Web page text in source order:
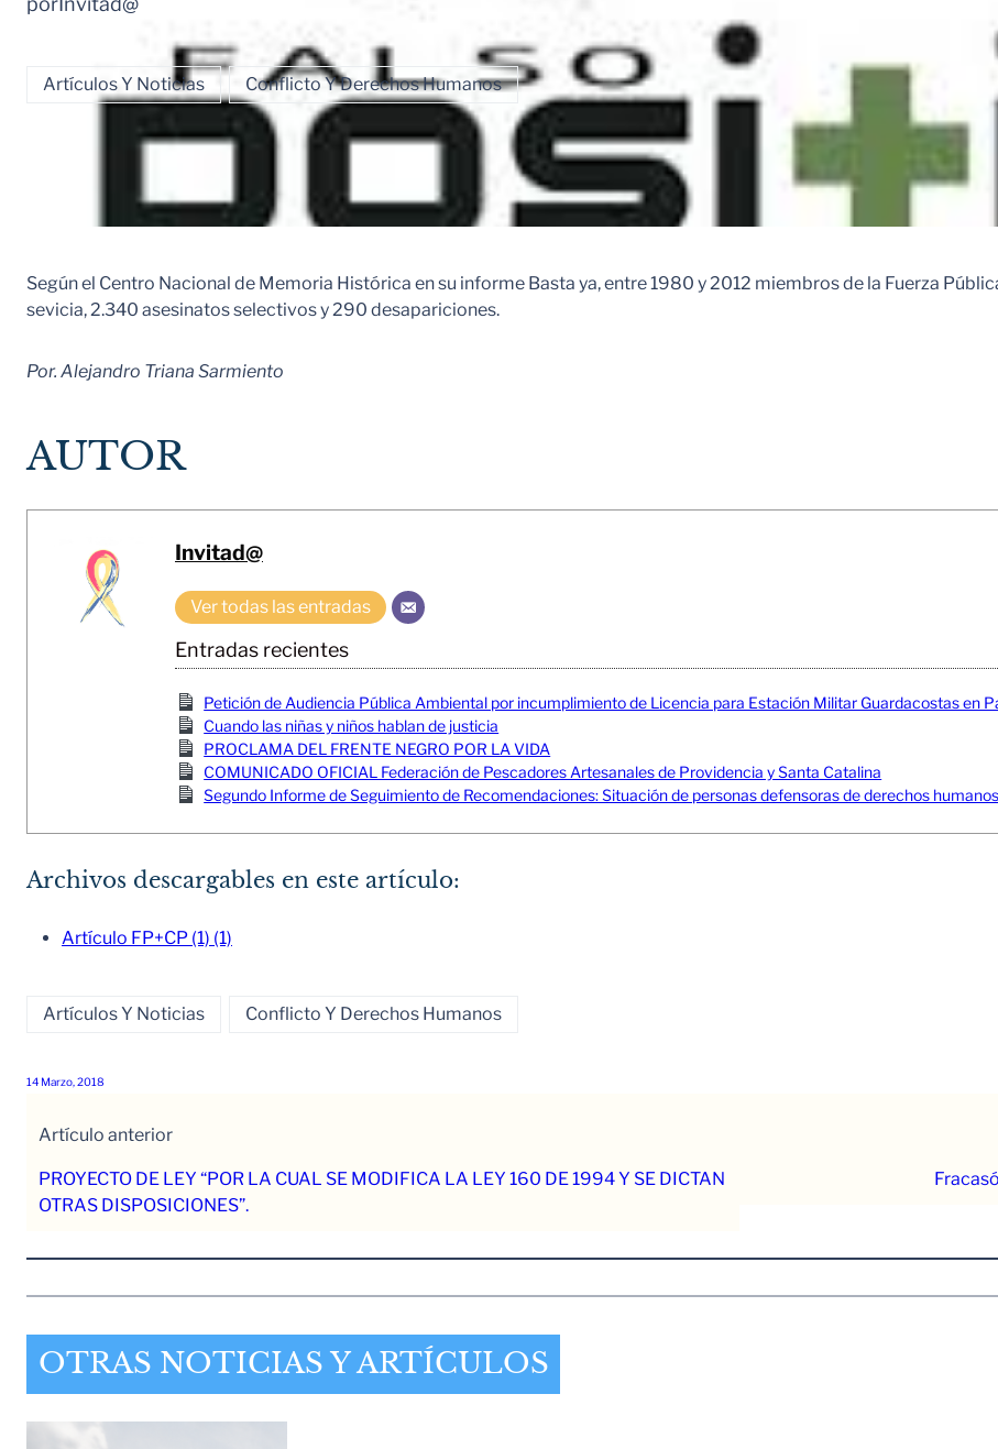
Artículos Y Noticias Conflicto Y Derechos Humanos
Según el Centro Nacional de Memoria Histórica en su informe Basta ya, entre 1980 y 2012 miembros de la Fuerza
sevicia, 2.340 asesinatos selectivos y 290 desapariciones.
Por. Alejandro Triana Sarmiento
AUTOR
Invitad@
Ver todas las entradas
Entradas recientes
Petición de Audiencia Pública Ambiental por incumplimiento de Licencia para Estación Militar Guardacostas en
Cuando las niñas y niños hablan de justicia
PROCLAMA DEL FRENTE NEGRO POR LA VIDA
COMUNICADO OFICIAL Federación de Pescadores Artesanales de Providencia y Santa Catalina
Segundo Informe de Seguimiento de Recomendaciones: Situación de personas defensoras de derechos
Archivos descargables en este artículo:
Artículo FP+CP (1) (1)
Artículos Y Noticias Conflicto Y Derechos Humanos
14 Marzo, 2018
Artículo anterior
PROYECTO DE LEY “POR LA CUAL SE MODIFICA LA LEY 160 DE 1994 Y SE DICTAN
OTRAS DISPOSICIONES”.
OTRAS NOTICIAS Y ARTÍCULOS